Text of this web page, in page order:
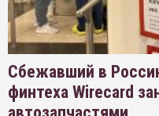
Сбежавший в
финтеха Wirecard